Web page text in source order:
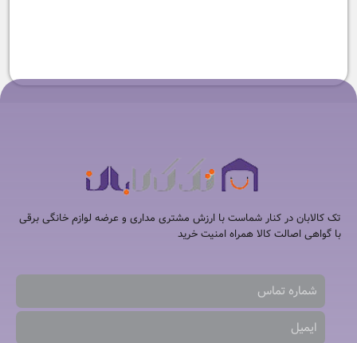
تک کالابان در کنار شماست با ارزش مشتری مداری و عرضه لوازم خانگی برقی
با گواهی اصالت کالا همراه امنیت خرید